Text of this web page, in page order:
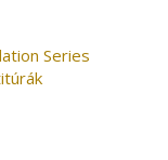
Series